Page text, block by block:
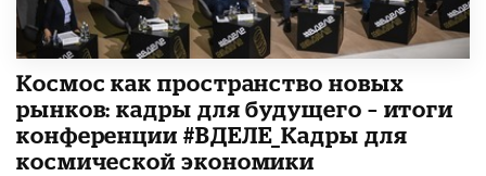
Космос как пространство новых
рынков: кадры для будущего – итоги
конференции #ВДЕЛЕ_Кадры для
космической экономики